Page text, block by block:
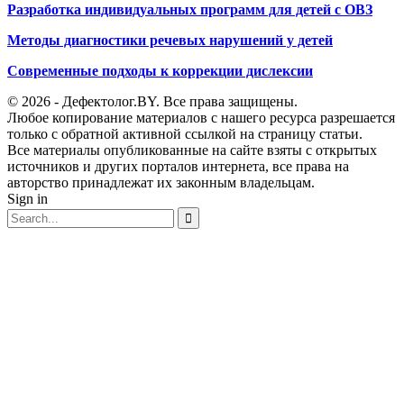
Разработка индивидуальных программ для детей с ОВЗ
Методы диагностики речевых нарушений у детей
Современные подходы к коррекции дислексии
© 2026 - Дефектолог.BY. Все права защищены.
Любое копирование материалов с нашего ресурса разрешается
только с обратной активной ссылкой на страницу статьи.
Все материалы опубликованные на сайте взяты с открытых
источников и других порталов интернета, все права на
авторство принадлежат их законным владельцам.
Sign in